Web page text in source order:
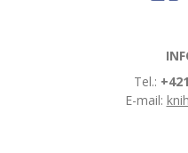
Tel.:
E-mail: